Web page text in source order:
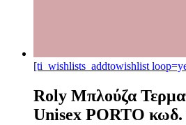
[ti_wishlists_addtowishlist
Roly Μπλούζα
Unisex PORTO κωδ.